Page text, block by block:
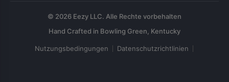
© 2026 Eezy LLC. Alle Rechte vorbehalten
Nutzungsbedingungen Datenschutzrichtlinien